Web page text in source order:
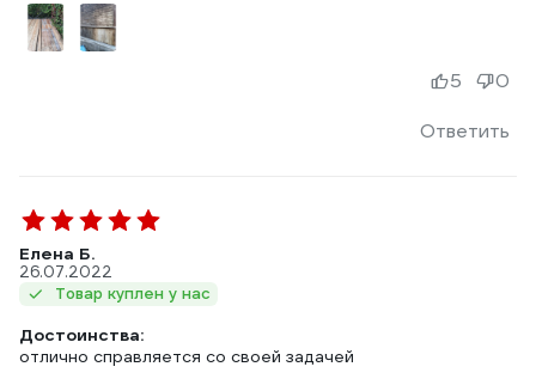
Ответить
5 0
Елена Б.
26.07.2022
Товар куплен у нас
Достоинства:
отлично справляется со своей задачей